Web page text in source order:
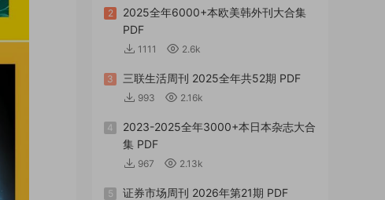
2
2025全年6000+本欧美韩外刊大合集
PDF
1111 2.6k
3 三联生活周刊 2025全年共52期 PDF
993 2.16k
4
2023-2025全年3000+本日本杂志大合
集 PDF
967 2.13k
5 证券市场周刊 2026年第21期 PDF